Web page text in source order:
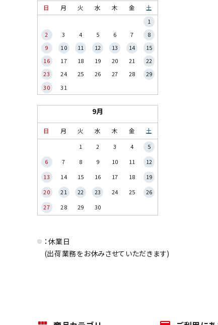
日 月 火 水 木 金 土
1
2
3 4 5 6 7
8
9
10 11 12 13 14
15
16
17 18 19 20 21
22
23
24 25 26 27 28
29
30
31
9月
日 月 火 水 木 金 土
1 2 3 4
5
6
7 8 9 10 11
12
13
14 15 16 17 18
19
20
21 22 23 24 25
26
27
28 29 30
：休業日
(出荷業務をお休みさせていただきます)